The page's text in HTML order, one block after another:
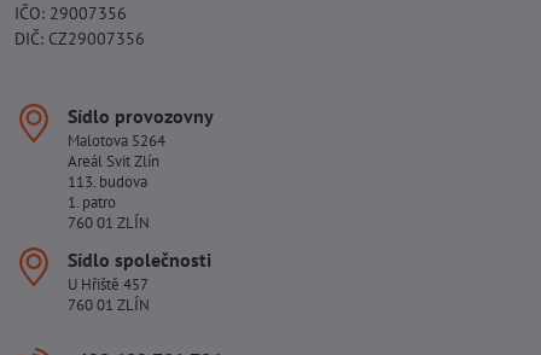
IČO: 29007356
DIČ: CZ29007356
Sídlo provozovny
Malotova 5264
Areál Svit Zlín
113. budova
1. patro
760 01 ZLÍN
Sídlo společnosti
U Hřiště 457
760 01 ZLÍN